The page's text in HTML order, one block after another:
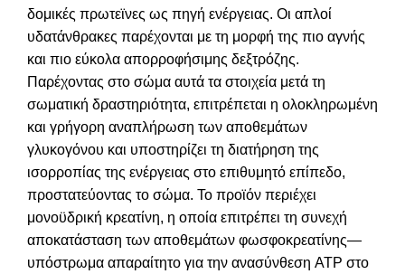
δομικές πρωτεϊνες ως πηγή ενέργειας. Οι απλοί
υδατάνθρακες παρέχονται με τη μορφή της πιο αγνής
και πιο εύκολα απορροφήσιμης δεξτρόζης.
Παρέχοντας στο σώμα αυτά τα στοιχεία μετά τη
σωματική δραστηριότητα, επιτρέπεται η ολοκληρωμένη
και γρήγορη αναπλήρωση των αποθεμάτων
γλυκογόνου και υποστηρίζει τη διατήρηση της
ισορροπίας της ενέργειας στο επιθυμητό επίπεδο,
προστατεύοντας το σώμα. Το προϊόν περιέχει
μονοϋδρική κρεατίνη, η οποία επιτρέπει τη συνεχή
αποκατάσταση των αποθεμάτων φωσφοκρεατίνης—
υπόστρωμα απαραίτητο για την ανασύνθεση ATP στο